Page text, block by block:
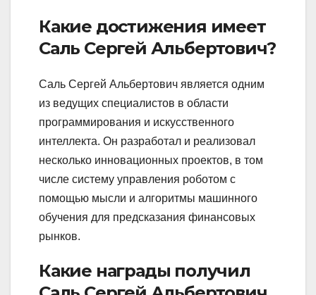
Какие достижения имеет
Саль Сергей Альбертович?
Саль Сергей Альбертович является одним
из ведущих специалистов в области
программирования и искусственного
интеллекта. Он разработал и реализовал
несколько инновационных проектов, в том
числе систему управления роботом с
помощью мысли и алгоритмы машинного
обучения для предсказания финансовых
рынков.
Какие награды получил